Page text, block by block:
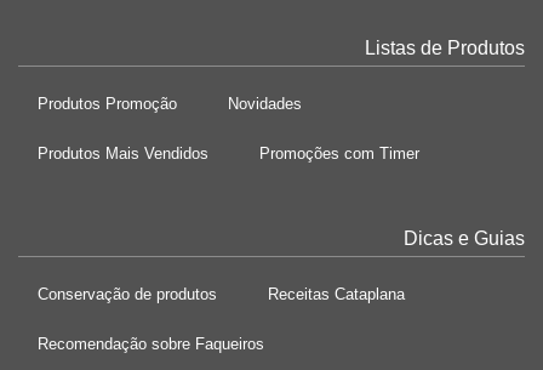
Listas de Produtos
Produtos Promoção Novidades
Produtos Mais Vendidos Promoções com Timer
Dicas e Guias
Conservação de produtos Receitas Cataplana
Recomendação sobre Faqueiros